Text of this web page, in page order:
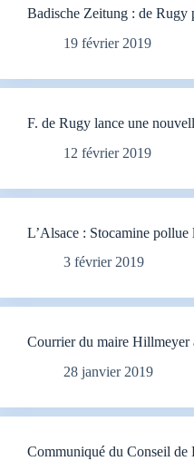
Badische Zeitung : de Rugy
19 février 2019
F. de Rugy lance une
12 février 2019
L’Alsace : Stocamine pollue
3 février 2019
Courrier du maire Hillmeyer
28 janvier 2019
Communiqué du Conseil de